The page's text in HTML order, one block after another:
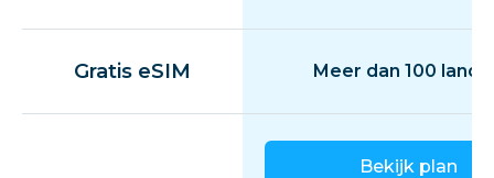
Gratis eSIM Meer dan 100
Bekijk plan